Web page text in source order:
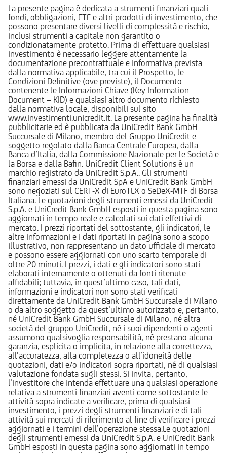
La presente pagina è dedicata a strumenti finanziari quali
fondi, obbligazioni, ETF e altri prodotti di investimento, che
possono presentare diversi livelli di complessità e rischio,
inclusi strumenti a capitale non garantito o
condizionatamente protetto. Prima di effettuare qualsiasi
investimento è necessario leggere attentamente la
documentazione precontrattuale e informativa prevista
dalla normativa applicabile, tra cui il Prospetto, le
Condizioni Definitive (ove previste), il Documento
contenente le Informazioni Chiave (Key Information
Document – KID) e qualsiasi altro documento richiesto
dalla normativa locale, disponibili sul sito
www.investimenti.unicredit.it. La presente pagina ha finalità
pubblicitarie ed è pubblicata da UniCredit Bank GmbH
Succursale di Milano, membro del Gruppo UniCredit e
soggetto regolato dalla Banca Centrale Europea, dalla
Banca d’Italia, dalla Commissione Nazionale per le Società e
la Borsa e dalla Bafin. UniCredit Client Solutions è un
marchio registrato da UniCredit S.p.A.. Gli strumenti
finanziari emessi da UniCredit SpA e UniCredit Bank GmbH
sono negoziati sul CERT-X di EuroTLX o SeDeX-MTF di Borsa
Italiana. Le quotazioni degli strumenti emessi da UniCredit
S.p.A. e UniCredit Bank GmbH esposti in questa pagina sono
aggiornati in tempo reale e calcolati sui dati effettivi di
mercato. I prezzi riportati del sottostante, gli indicatori, le
altre informazioni e i dati riportati in pagina sono a scopo
illustrativo, non rappresentano un dato ufficiale di mercato
e possono essere aggiornati con uno scarto temporale di
oltre 20 minuti. I prezzi, i dati e gli indicatori sono stati
elaborati internamente o ottenuti da fonti ritenute
affidabili; tuttavia, in quest’ultimo caso, tali dati,
informazioni e indicatori non sono stati verificati
direttamente da UniCredit Bank GmbH Succursale di Milano
o da altro soggetto da quest’ultimo autorizzato e, pertanto,
né UniCredit Bank GmbH Succursale di Milano, né altra
società del gruppo UniCredit, né i suoi dipendenti o agenti
assumono qualsivoglia responsabilità, né prestano alcuna
garanzia, esplicita o implicita, in relazione alla correttezza,
all’accuratezza, alla completezza o all’idoneità delle
quotazioni, dati e/o indicatori sopra riportati, né di qualsiasi
valutazione fondata sugli stessi. Si invita, pertanto,
l’investitore che intenda effettuare una qualsiasi operazione
relativa a strumenti finanziari aventi come sottostante le
attività sopra indicate a verificare, prima di qualsiasi
investimento, i prezzi degli strumenti finanziari e di tali
attività sui mercati di riferimento al fine di verificare i prezzi
aggiornati e i termini dell’operazione stessa.Le quotazioni
degli strumenti emessi da UniCredit S.p.A. e UniCredit Bank
GmbH esposti in questa pagina sono aggiornati in tempo